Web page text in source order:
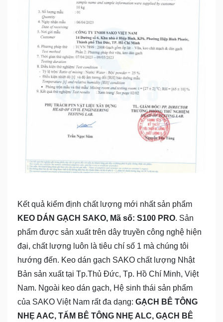
Kết quả kiểm định chất lượng mới nhất sản phẩm
KEO DÁN GẠCH SAKO, Mã số: S100 PRO. Sản
phẩm được sản xuất trên dây truyền công nghệ hiện
đại, chất lượng luôn là tiêu chí số 1 mà chúng tôi
hướng đến. Keo dán gạch SAKO chất lượng Nhật
Bản sản xuất tại Tp.Thủ Đức, Tp. Hồ Chí Minh, Việt
Nam. Ngoài keo dán gạch, Hệ sinh thái sản phẩm
của SAKO Việt Nam rất đa dạng: GẠCH BÊ TÔNG
NHẸ AAC, TẤM BÊ TÔNG NHẸ ALC, GẠCH BÊ